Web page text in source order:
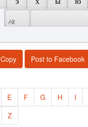
Copy Post to Facebook
E F G H I
Z